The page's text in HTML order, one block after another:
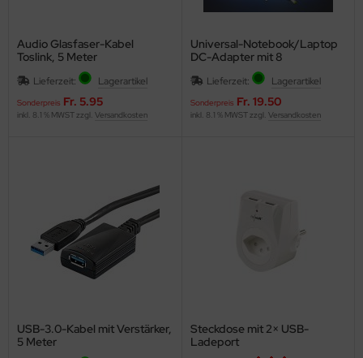
Audio Glasfaser-Kabel
Toslink, 5 Meter
Lieferzeit: Lagerartikel
Sonderpreis Fr. 5.95
inkl. 8.1 % MWST zzgl. Versandkosten
Universal-Notebook/Laptop
DC-Adapter mit 8
Steckaufsätzen
Lieferzeit: Lagerartikel
Sonderpreis Fr. 19.50
inkl. 8.1 % MWST zzgl. Versandkosten
USB-3.0-Kabel mit Verstärker,
5 Meter
Steckdose mit 2× USB-
Ladeport